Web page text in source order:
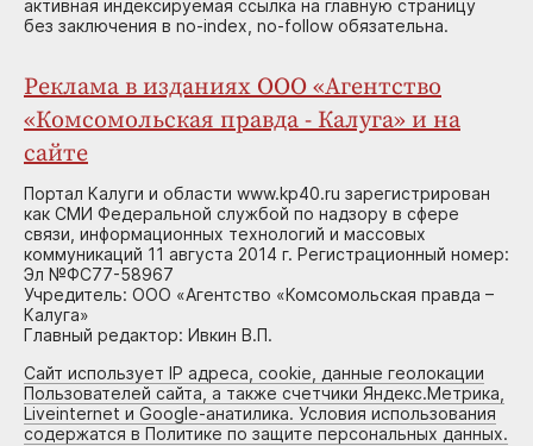
активная индексируемая ссылка на главную страницу
без заключения в no-index, no-follow обязательна.
Реклама в изданиях ООО «Агентство
«Комсомольская правда - Калуга» и на
сайте
Портал Калуги и области www.kp40.ru зарегистрирован
как СМИ Федеральной службой по надзору в сфере
связи, информационных технологий и массовых
коммуникаций 11 августа 2014 г. Регистрационный номер:
Эл №ФС77-58967
Учредитель: ООО «Агентство «Комсомольская правда –
Калуга»
Главный редактор: Ивкин В.П.
Сайт использует IP адреса, cookie, данные геолокации
Пользователей сайта, а также счетчики Яндекс.Метрика,
Liveinternet и Google-анатилика. Условия использования
содержатся в Политике по защите персональных данных.